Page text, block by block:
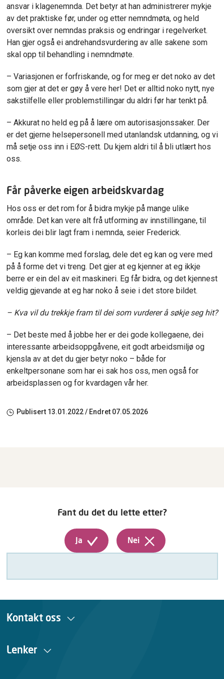
ansvar i klagenemnda. Det betyr at han administrerer mykje
av det praktiske før, under og etter nemndmøta, og held
oversikt over nemndas praksis og endringar i regelverket.
Han gjer også ei andrehandsvurdering av alle sakene som
skal opp til behandling i nemndmøte.
– Variasjonen er forfriskande, og for meg er det noko av det
som gjer at det er gøy å vere her! Det er alltid noko nytt, nye
sakstilfelle eller problemstillingar du aldri før har tenkt på.
– Akkurat no held eg på å lære om autorisasjonssaker. Der
er det gjerne helsepersonell med utanlandsk utdanning, og vi
må setje oss inn i EØS-rett. Du kjem aldri til å bli utlært hos
oss.
Får påverke eigen arbeidskvardag
Hos oss er det rom for å bidra mykje på mange ulike
område. Det kan vere alt frå utforming av innstillingane, til
korleis dei blir lagt fram i nemnda, seier Frederick.
– Eg kan komme med forslag, dele det eg kan og vere med
på å forme det vi treng. Det gjer at eg kjenner at eg ikkje
berre er ein del av eit maskineri. Eg får bidra, og det kjennest
veldig gjevande at eg har noko å seie i det store bildet.
– Kva vil du trekkje fram til dei som vurderer å søkje seg hit?
– Det beste med å jobbe her er dei gode kollegaene, dei
interessante arbeidsoppgåvene, eit godt arbeidsmiljø og
kjensla av at det du gjer betyr noko – både for
enkeltpersonane som har ei sak hos oss, men også for
arbeidsplassen og for kvardagen vår her.
Publisert 13.01.2022/ Endret 07.05.2026
Fant du det du lette etter?
Ja Nei
Kontakt oss
Lenker